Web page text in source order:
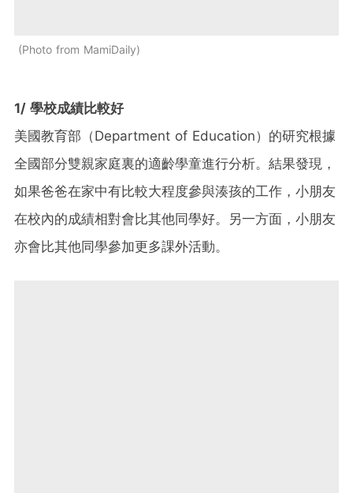
Photo from MamiDaily
1/ 學校成績比較好
美國教育部（Department of Education）的研究根據
全國部分雙親家庭裏的適齡學童進行分析。結果發現，
如果爸爸在家中有比較大程度參與湊孩的工作，小朋友
在校內的成績相對會比其他同學好。另一方面，小朋友
亦會比其他同學參加更多課外活動。